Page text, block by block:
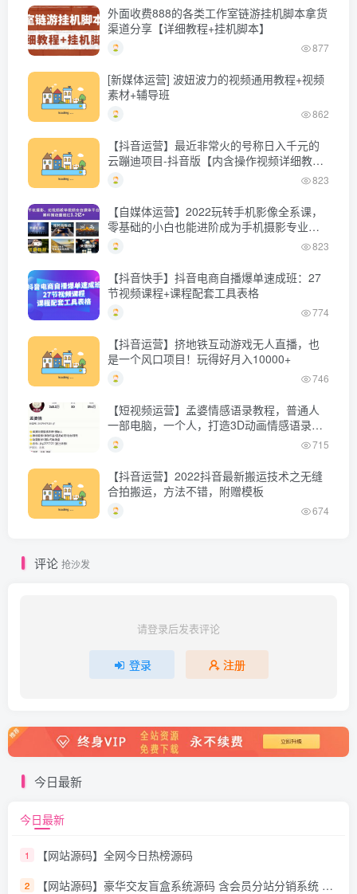
外面收费888的各类工作室链游挂机脚本拿货
渠道分享【详细教程+挂机脚本】
877
[新媒体运营] 波妞波力的视频通用教程+视频
素材+辅导班
862
【抖音运营】最近非常火的号称日入千元的
云蹦迪项目-抖音版【内含操作视频详细教
程】
823
【自媒体运营】2022玩转手机影像全系课，
零基础的小白也能进阶成为手机摄影专业人
士
823
【抖音快手】抖音电商自播爆单速成班：27
节视频课程+课程配套工具表格
774
【抖音运营】挤地铁互动游戏无人直播，也
是一个风口项目！玩得好月入10000+
746
【短视频运营】孟婆情感语录教程，普通人
一部电脑，一个人，打造3D动画情感语录账
号
715
【抖音运营】2022抖音最新搬运技术之无缝
合拍搬运，方法不错，附赠模板
674
评论 抢沙发
请登录后发表评论
登录 注册
今日最新
今日最新
1 【网站源码】全网今日热榜源码
2 【网站源码】豪华交友盲盒系统源码 含会员分站分销系统 可易支付